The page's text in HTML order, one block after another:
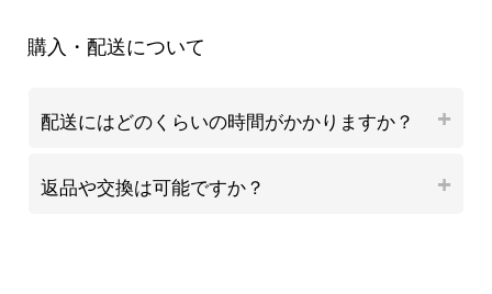
購入・配送について
配送にはどのくらいの時間がかかりますか？
返品や交換は可能ですか？